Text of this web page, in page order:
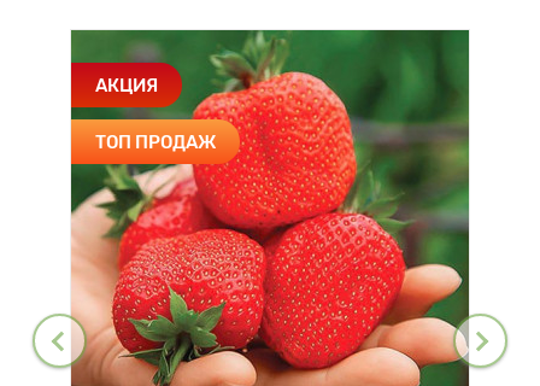
АКЦИЯ
ТОП ПРОДАЖ